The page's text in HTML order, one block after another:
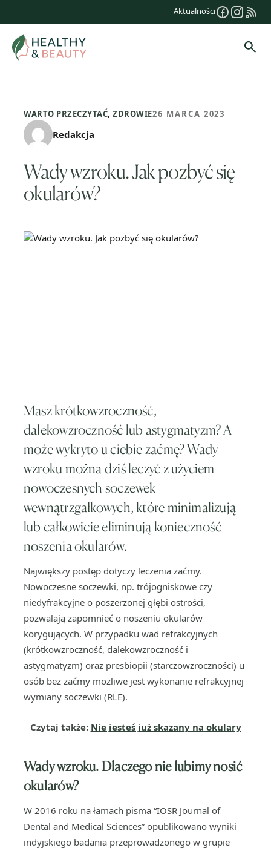
treści
Aktualności
WARTO PRZECZYTAĆ,ZDROWIE26 MARCA 2023
Redakcja
Wady wzroku. Jak pozbyć się
okularów?
Masz krótkowzroczność,
dalekowzroczność lub astygmatyzm? A
może wykryto u ciebie zaćmę? Wady
wzroku można dziś leczyć z użyciem
nowoczesnych soczewek
wewnątrzgałkowych, które minimalizują
lub całkowicie eliminują konieczność
noszenia okularów.
Największy postęp dotyczy leczenia zaćmy.
Nowoczesne soczewki, np. trójogniskowe czy
niedyfrakcyjne o poszerzonej głębi ostrości,
pozwalają zapomnieć o noszeniu okularów
korygujących. W przypadku wad refrakcyjnych
(krótkowzroczność, dalekowzroczność i
astygmatyzm) oraz presbiopii (starczowzroczności) u
osób bez zaćmy możliwe jest wykonanie refrakcyjnej
wymiany soczewki (RLE).
Czytaj także: Nie jesteś już skazany na okulary
Wady wzroku. Dlaczego nie lubimy nosić
okularów?
W 2016 roku na łamach pisma “IOSR Journal of
Dental and Medical Sciences” opublikowano wyniki
indyjskiego badania przeprowadzonego w grupie